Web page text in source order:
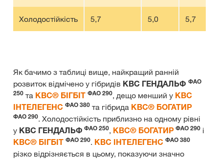
Холодостійкість 5,7 5,0 5,7
Як бачимо з таблиці вище, найкращий ранній
розвиток відмічено у гібридів КВС ГЕНДАЛЬФ ФАО
250 та КВС® БІГБІТ ФАО 290, дещо менший у КВС
ІНТЕЛЕГЕНС ФАО 380 та гібрида КВС® БОГАТИР
ФАО 290. Холодостійкість приблизно на одному рівні
у КВС ГЕНДАЛЬФ ФАО 250, КВС® БОГАТИР ФАО 290 і
КВС® БІГБІТ ФАО 290. КВС ІНТЕЛЕГЕНС ФАО 380
різко відрізняється в цьому, показуючи значно